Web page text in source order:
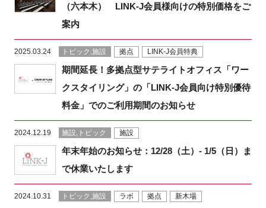
イベントお知らせメール登録
（六本木） LINK-J会員様向けの特別価格をご
案内
2025.03.24 トピック,施設 拠点 LINK-J会員特典
期間延長！多拠点型サテライトオフィス「ワー
クスタイリング」の「LINK-J会員向け特別優待
料金」でのご利用期間のお知らせ
2024.12.19 施設,トピック 施設
年末年始のお知らせ：12/28（土）- 1/5（日）ま
で休業いたします
2024.10.31 トピック,施設 ラボ 拠点 新木場